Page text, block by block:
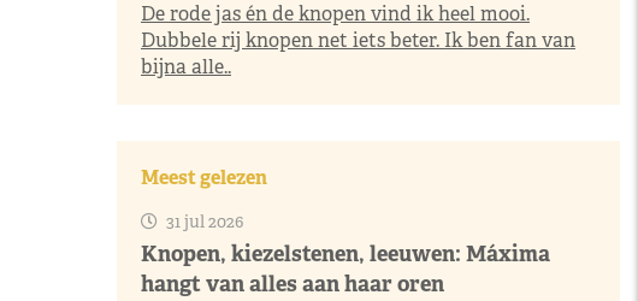
De rode jas én de knopen vind ik heel mooi.
Dubbele rij knopen net iets beter. Ik ben fan van
bijna alle..
Meest gelezen
31 jul 2026
Knopen, kiezelstenen, leeuwen: Máxima
hangt van alles aan haar oren